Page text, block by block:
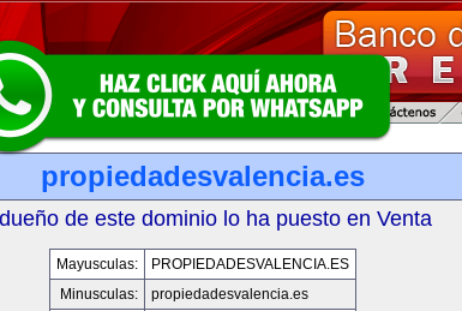
propiedadesvalencia.es
de este dominio lo ha puesto en Venta
Mayusculas:
PROPIEDADESVALENCIA.ES
Minusculas:
propiedadesvalencia.es